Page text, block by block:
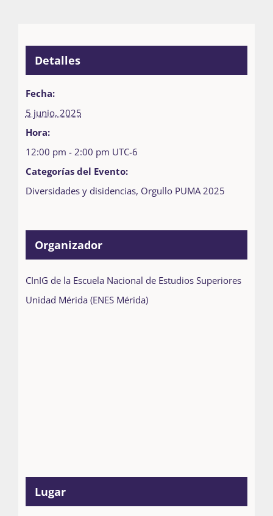
Detalles
Fecha:
5 junio, 2025
Hora:
12:00 pm - 2:00 pm UTC-6
Categorías del Evento:
Diversidades y disidencias, Orgullo PUMA 2025
Organizador
CInIG de la Escuela Nacional de Estudios Superiores
Unidad Mérida (ENES Mérida)
Lugar